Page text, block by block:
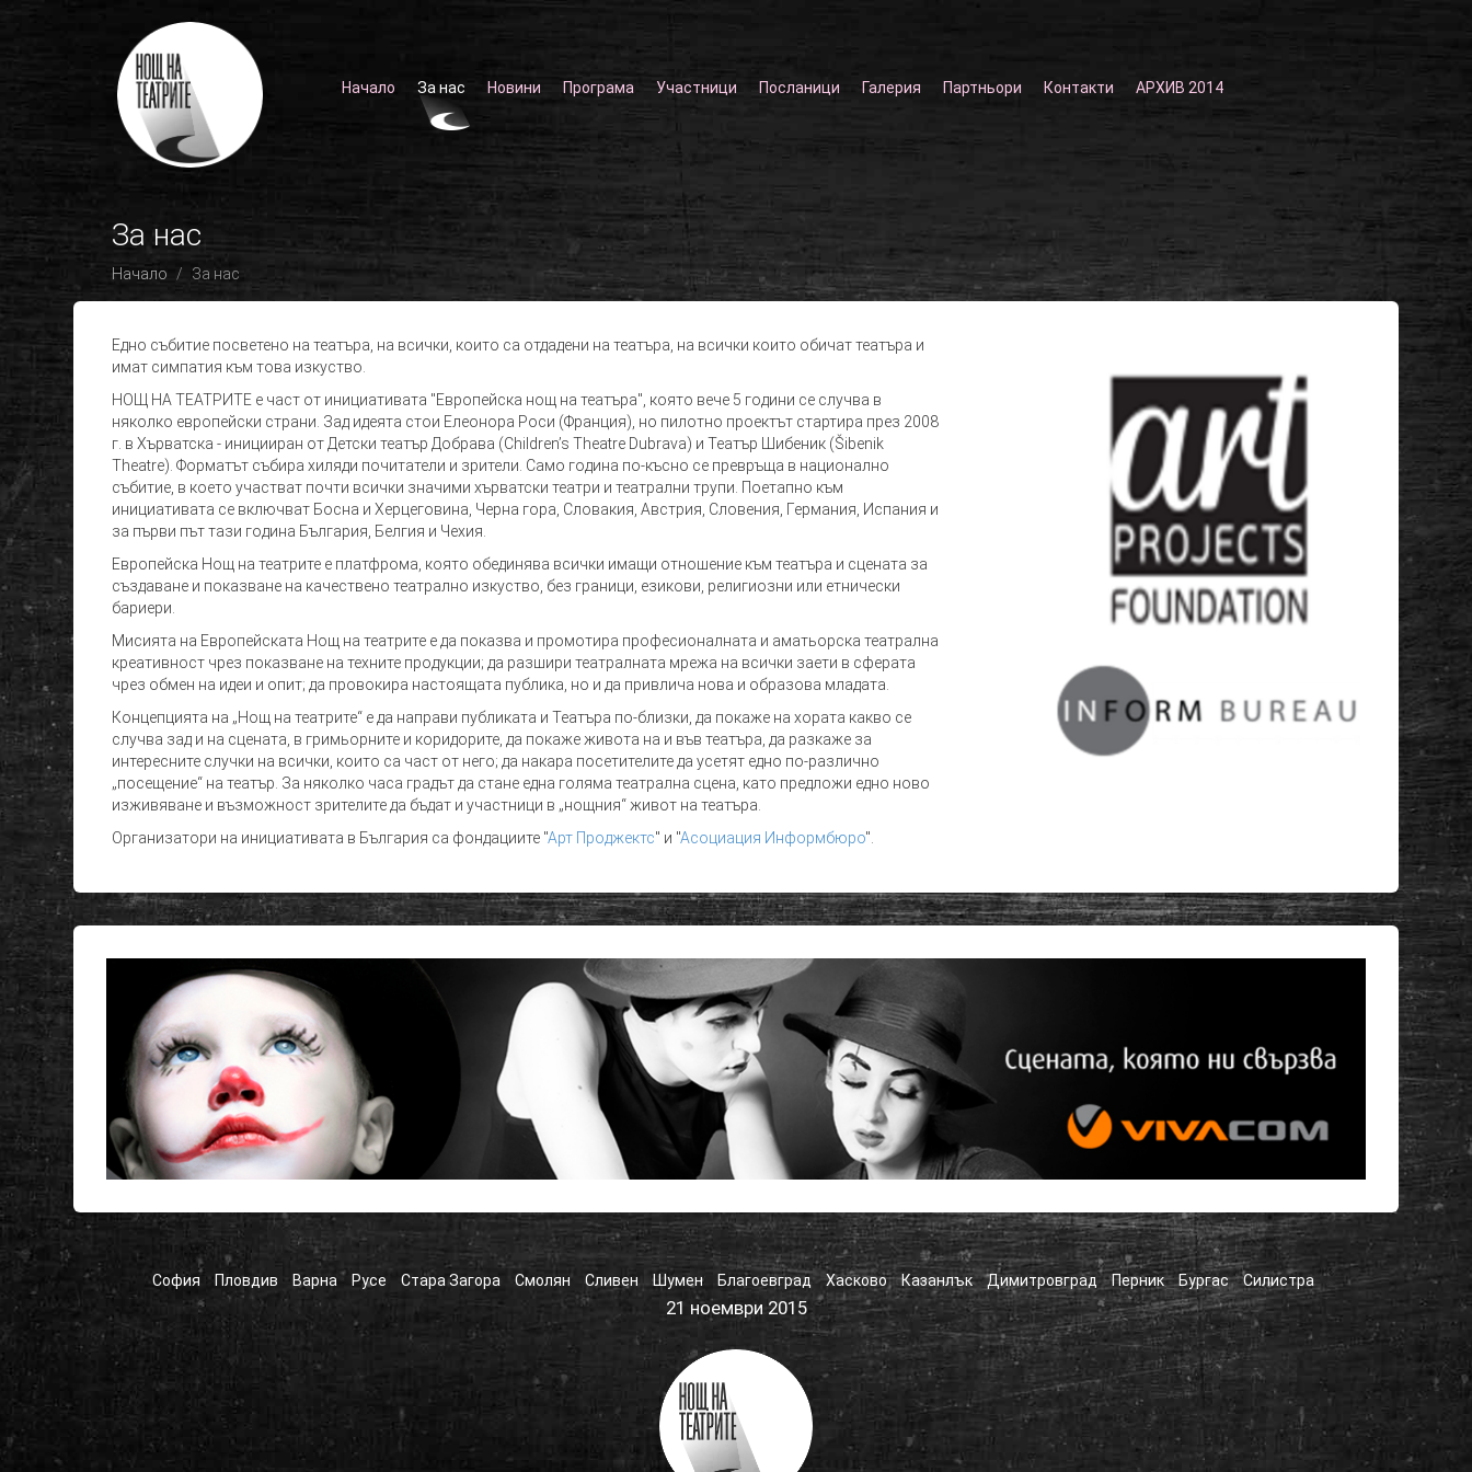
Начало За нас Новини Програма Участници Посланици Галерия Партньори Контакти АРХИВ 2014
За нас
Начало За нас
Едно събитие посветено на театъра, на всички, които са отдадени на театъра, на всички които обичат театъра и
имат симпатия към това изкуство.
НОЩ НА ТЕАТРИТЕ е част от инициативата "Европейска нощ на театъра", която вече 5 години се случва в
няколко европейски страни. Зад идеята стои Елеонора Роси (Франция), но пилотно проектът стартира през 2008
г. в Хърватска - иницииран от Детски театър Добрава (Children’s Theatre Dubrava) и Театър Шибеник (Šibenik
Theatre). Форматът събира хиляди почитатели и зрители. Само година по-късно се превръща в национално
събитие, в което участват почти всички значими хърватски театри и театрални трупи. Поетапно към
инициативата се включват Босна и Херцеговина, Черна гора, Словакия, Австрия, Словения, Германия, Испания и
за първи път тази година България, Белгия и Чехия.
Европейска Нощ на театрите е платфрома, която обединява всички имащи отношение към театъра и сцената за
създаване и показване на качествено театрално изкуство, без граници, езикови, религиозни или етнически
бариери.
Мисията на Европейската Нощ на театрите е да показва и промотира професионалната и аматьорска театрална
креативност чрез показване на техните продукции; да разшири театралната мрежа на всички заети в сферата
чрез обмен на идеи и опит; да провокира настоящата публика, но и да привлича нова и образова младата.
Концепцията на „Нощ на театрите“ е да направи публиката и Театъра по-близки, да покаже на хората какво се
случва зад и на сцената, в гримьорните и коридорите, да покаже живота на и във театъра, да разкаже за
интересните случки на всички, които са част от него; да накара посетителите да усетят едно по-различно
„посещение“ на театър. За няколко часа градът да стане една голяма театрална сцена, като предложи едно ново
изживяване и възможност зрителите да бъдат и участници в „нощния“ живот на театъра.
Организатори на инициативата в България са фондациите "Арт Проджектс" и "Асоциация Информбюро".
София Пловдив Варна Русе Стара Загора Смолян Сливен Шумен Благоевград Хасково Казанлък Димитровград Перник Бургас Силистра
21 ноември 2015